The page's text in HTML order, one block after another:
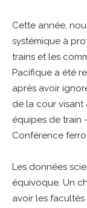
Cette année,
systémique à
trains et les
Pacifique a été
après avoir
de la cour visant
équipes de train
Conférence
Les données
équivoque. Un
avoir les facultés